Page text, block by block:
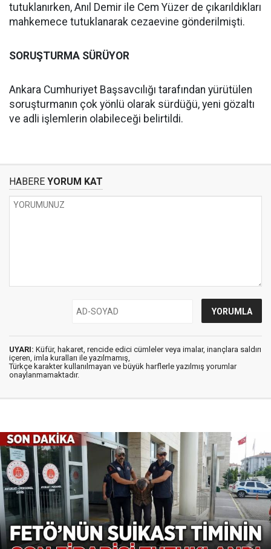
tutuklanırken, Anıl Demir ile Cem Yüzer de çıkarıldıkları
mahkemece tutuklanarak cezaevine gönderilmişti.
SORUŞTURMA SÜRÜYOR
Ankara Cumhuriyet Başsavcılığı tarafından yürütülen
soruşturmanın çok yönlü olarak sürdüğü, yeni gözaltı
ve adli işlemlerin olabileceği belirtildi.
HABERE YORUM KAT
UYARI: Küfür, hakaret, rencide edici cümleler veya imalar, inançlara saldırı
içeren, imla kuralları ile yazılmamış,
Türkçe karakter kullanılmayan ve büyük harflerle yazılmış yorumlar
onaylanmamaktadır.